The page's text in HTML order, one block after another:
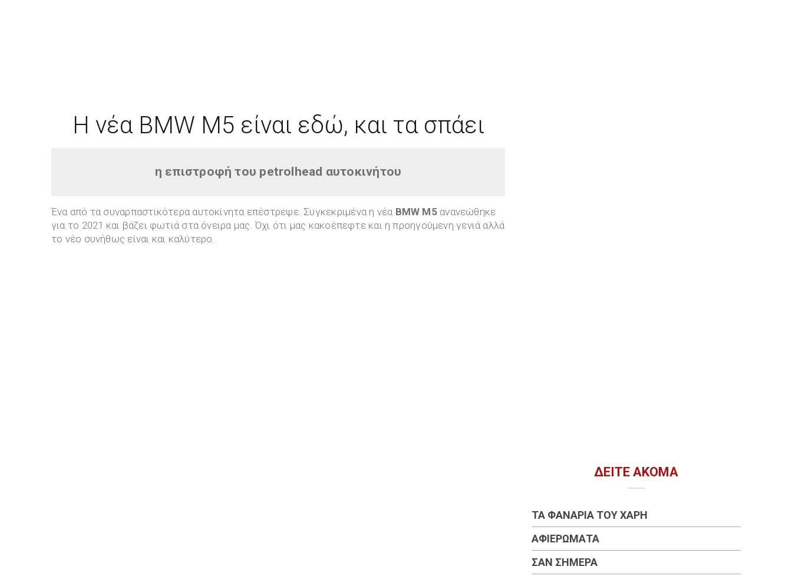
Η νέα BMW M5 είναι εδώ, και τα σπάει
η επιστροφή του petrolhead αυτοκινήτου
Ένα από τα συναρπαστικότερα αυτοκίνητα επέστρεψε. Συγκεκριμένα η νέα BMW M5ανανεώθηκε
για το 2021 και βάζει φωτιά στα όνειρα μας. Όχι ότι μας κακοέπεφτε και η προηγούμενη γενιά αλλά
το νέο συνήθως είναι και καλύτερο.
ΔΕΊΤΕ ΑΚΌΜΑ
ΤΑ ΦΑΝΆΡΙΑ ΤΟΥ ΧΆΡΗ
ΑΦΙΕΡΏΜΑΤΑ
ΣΑΝ ΣΉΜΕΡΑ